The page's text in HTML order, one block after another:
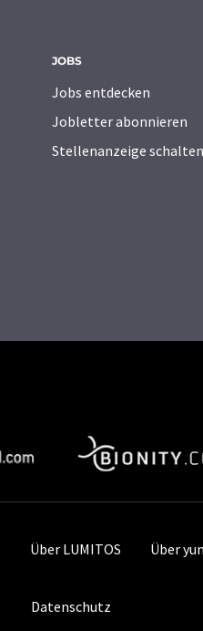
JOBS
Jobs entdecken
Jobletter abonnieren
Stellenanzeige schalten
Über LUMITOS Über
Datenschutz